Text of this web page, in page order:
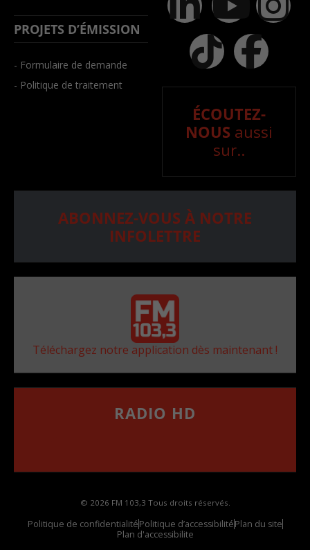
PROJETS D’ÉMISSION
- Formulaire de demande
- Politique de traitement
ÉCOUTEZ-
NOUS aussi
sur..
ABONNEZ-VOUS À NOTRE
INFOLETTRE
Téléchargez notre application dès maintenant !
RADIO HD
© 2026 FM 103,3 Tous droits réservés.
Politique de confidentialitéPolitique d’accessibilitéPlan du site
Plan d'accessibilite